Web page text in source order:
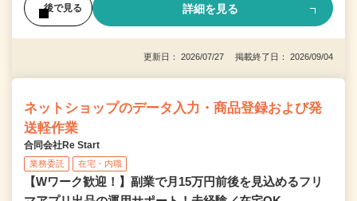
後で見る 詳細を見る
更新日： 2026/07/27 掲載終了日： 2026/09/04
ネットショップのデータ入力・商品登録および発
送軽作業
合同会社Re Start
業務委託 在宅・内職
【Wワーク歓迎！】副業で月15万円前後を見込めるフリ